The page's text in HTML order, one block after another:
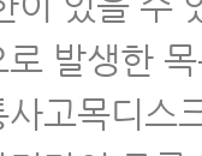
발생한
고목디스